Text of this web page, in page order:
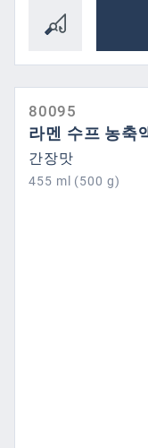
80095
라멘 수프 농축
간장맛
455 ml (500 g)